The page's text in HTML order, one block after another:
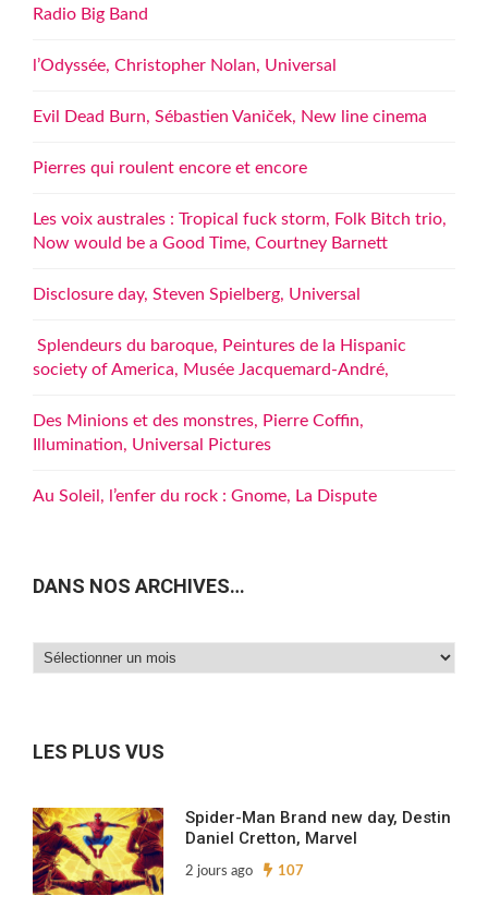
Radio Big Band
l’Odyssée, Christopher Nolan, Universal
Evil Dead Burn, Sébastien Vaniček, New line cinema
Pierres qui roulent encore et encore
Les voix australes : Tropical fuck storm, Folk Bitch trio,
Now would be a Good Time, Courtney Barnett
Disclosure day, Steven Spielberg, Universal
Splendeurs du baroque, Peintures de la Hispanic
society of America, Musée Jacquemard-André,
Des Minions et des monstres, Pierre Coffin,
Illumination, Universal Pictures
Au Soleil, l’enfer du rock : Gnome, La Dispute
DANS NOS ARCHIVES…
Dans
LES PLUS VUS
Spider-Man Brand new day, Destin
Daniel Cretton, Marvel
2 jours ago 107